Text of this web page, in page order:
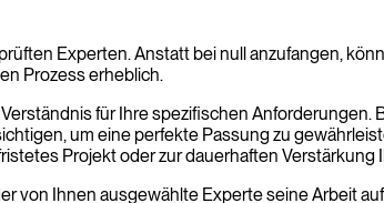
Experten. Anstatt bei null anzufangen,
Prozess erheblich.
für Ihre spezifischen Anforderungen.
um eine perfekte Passung zu
Projekt oder zur dauerhaften Verstärkung
von Ihnen ausgewählte Experte seine Arbeit